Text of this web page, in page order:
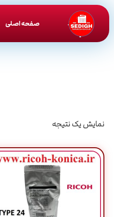
صفحه اصلی
نمایش یک نتیجه